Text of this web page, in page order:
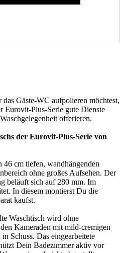
Gäste-WC aufpolieren möchtest,
Eurovit-Plus-Serie gute Dienste
offerieren.
der Eurovit-Plus-Serie von
cm tiefen, wandhängenden
ohne großes Aufsehen. Der
beläuft sich auf 280 mm. Im
In diesem montierst Du die
kaufst.
Waschtisch wird ohne
Kameraden mit mild-cremigen
Schuss. Das eingearbeitete
Dein Badezimmer aktiv vor